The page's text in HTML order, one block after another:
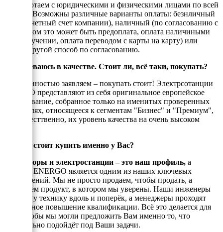
Мы работаем с юридическими и физическими лицами по всей
России. Возможны различные варианты оплаты: безнличный
(на рассчетный счет компании), наличный (по согласованию с
енеджером это может быть предоплата, оплата наличиными
при получении, оплата переводом с карты на карту) или
любой другой способ по согласованию.
Я сомневаюсь в качестве. Стоит ли, всё таки, покупать?
С уверенностью заявляем – покупать стоит! Электрсотанции
ЭНЕРГО представляют из себя оригинальное европейское
оборудование, собранное только на именитых проверенных
двигателях, относящееся к сегментам "Бизнес" и "Премиум",
а, ссотвесттвенно, их уровень качества на очень высоком
Почему стоит купить именно у Вас?
Генераторы и электростанции – это наш профиль, а
техника ENERGO является одним из наших ключевых
направлений. Мы не просто продаем, чтобы продать, а
реализуем продукт, в котором мы уверены. Наши инженеры
знают эту технику вдоль и поперёк, а менеджеры проходят
постоянное повышение квалификации. Всё это делается для
того, чтобы мы могли предложить Вам именно то, что
оптимально подойдёт под Ваши задачи.